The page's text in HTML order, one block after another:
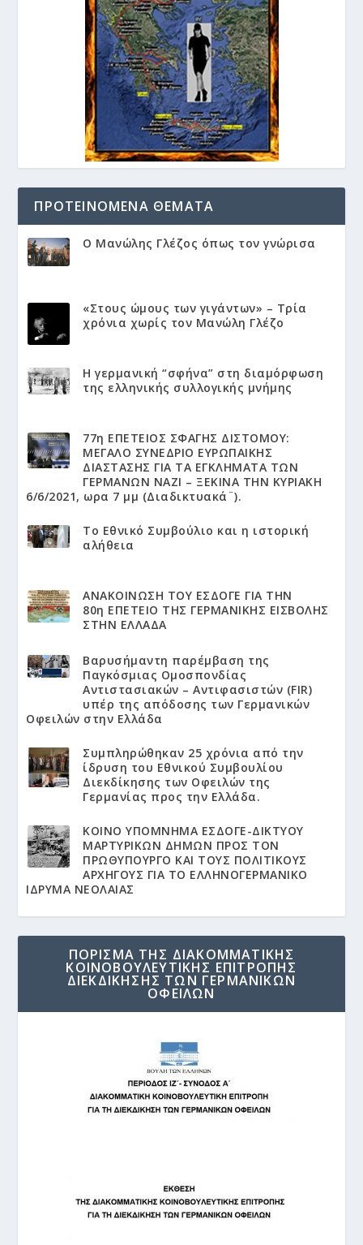
ΠΡΟΤΕΙΝΌΜΕΝΑ ΘΈΜΑΤΑ
Ο Μανώλης Γλέζος όπως τον γνώρισα
«Στους ώμους των γιγάντων» – Τρία
χρόνια χωρίς τον Μανώλη Γλέζο
Η γερμανική “σφήνα” στη διαμόρφωση
της ελληνικής συλλογικής μνήμης
77η ΕΠΕΤΕΙΟΣ ΣΦΑΓΗΣ ΔΙΣΤΟΜΟΥ:
ΜΕΓΑΛΟ ΣΥΝΕΔΡΙΟ ΕΥΡΩΠΑΙΚΗΣ
ΔΙΑΣΤΑΣΗΣ ΓΙΑ ΤΑ ΕΓΚΛΗΜΑΤΑ ΤΩΝ
ΓΕΡΜΑΝΩΝ ΝΑΖΙ – ΞΕΚΙΝΑ ΤΗΝ ΚΥΡΙΑΚΗ
6/6/2021, ωρα 7 μμ (Διαδικτυακά¨).
Το Εθνικό Συμβούλιο και η ιστορική
αλήθεια
ΑΝΑΚΟΙΝΩΣΗ ΤΟΥ ΕΣΔΟΓΕ ΓΙΑ ΤΗΝ
80η ΕΠΕΤΕΙΟ ΤΗΣ ΓΕΡΜΑΝΙΚΗΣ ΕΙΣΒΟΛΗΣ
ΣΤΗΝ ΕΛΛΑΔΑ
Βαρυσήμαντη παρέμβαση της
Παγκόσμιας Ομοσπονδίας
Αντιστασιακών – Αντιφασιστών (FIR)
υπέρ της απόδοσης των Γερμανικών
Οφειλών στην Ελλάδα
Συμπληρώθηκαν 25 χρόνια από την
ίδρυση του Εθνικού Συμβουλίου
Διεκδίκησης των Οφειλών της
Γερμανίας προς την Ελλάδα.
KΟΙΝΟ ΥΠΟΜΝΗΜΑ ΕΣΔΟΓΕ-ΔΙΚΤΥΟΥ
ΜΑΡΤΥΡΙΚΩΝ ΔΗΜΩΝ ΠΡΟΣ ΤΟΝ
ΠΡΩΘΥΠΟΥΡΓΟ ΚΑΙ ΤΟΥΣ ΠΟΛΙΤΙΚΟΥΣ
ΑΡΧΗΓΟΥΣ ΓΙΑ ΤΟ ΕΛΛΗΝΟΓΕΡΜΑΝΙΚΟ
ΙΔΡΥΜΑ ΝΕΟΛΑΙΑΣ
ΠΟΡΙΣΜΑ ΤΗΣ ΔΙΑΚΟΜΜΑΤΙΚΗΣ
ΚΟΙΝΟΒΟΥΛΕΥΤΙΚΗΣ ΕΠΙΤΡΟΠΗΣ
ΔΙΕΚΔΙΚΗΣΗΣ ΤΩΝ ΓΕΡΜΑΝΙΚΩΝ
ΟΦΕΙΛΩΝ